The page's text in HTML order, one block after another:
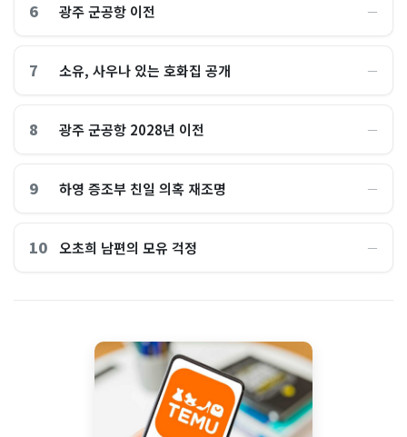
6 광주 군공항 이전 ―
7 소유, 사우나 있는 호화집 공개 ―
8 광주 군공항 2028년 이전 ―
9 하영 증조부 친일 의혹 재조명 ―
10 오초희 남편의 모유 걱정 ―